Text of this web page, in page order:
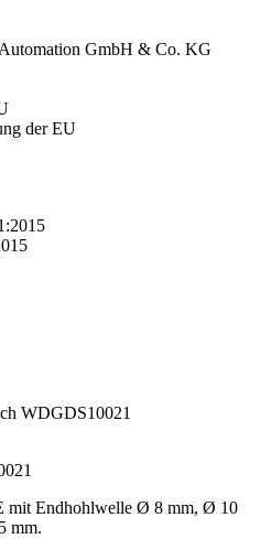
GmbH & Co. KG
der EU
mit Endhohlwelle Ø 8 mm, Ø 10
mm.